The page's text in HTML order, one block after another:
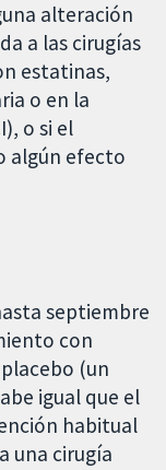
alteración
a las cirugías
estatinas,
o en la
o si el
algún efecto
septiembre
con
(un
igual que el
habitual
una cirugía